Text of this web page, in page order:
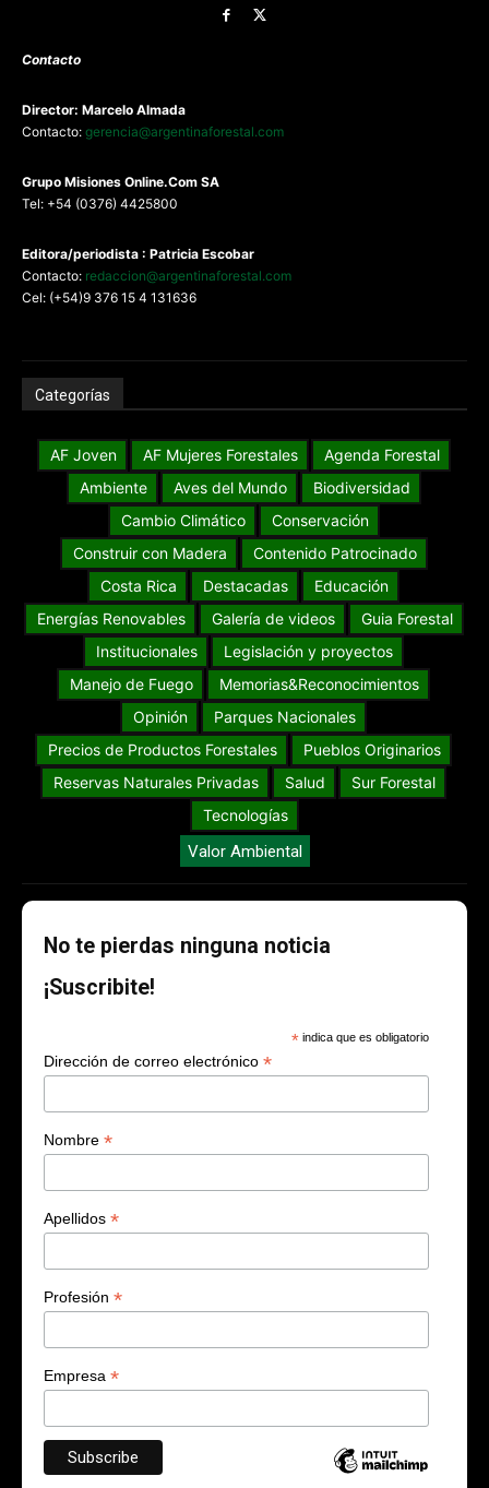
Contacto
Director: Marcelo Almada
Contacto: gerencia@argentinaforestal.com
Grupo Misiones Online.Com SA
Tel: +54 (0376) 4425800
Editora/periodista : Patricia Escobar
Contacto: redaccion@argentinaforestal.com
Cel: (+54)9 376 15 4 131636
Categorías
AF Joven AF Mujeres Forestales
Agenda Forestal
Ambiente
Aves del Mundo
Biodiversidad
Cambio Climático
Conservación
Construir con Madera
Contenido Patrocinado
Costa Rica
Destacadas
Educación
Energías Renovables
Galería de videos
Guia Forestal
Institucionales
Legislación y proyectos
Manejo de Fuego
Memorias&Reconocimientos
Opinión
Parques Nacionales
Precios de Productos Forestales
Pueblos Originarios
Reservas Naturales Privadas
Salud
Sur Forestal
Tecnologías
Valor Ambiental
No te pierdas ninguna noticia
¡Suscribite!
* indica que es obligatorio
Dirección de correo electrónico *
Nombre *
Apellidos *
Profesión *
Empresa *